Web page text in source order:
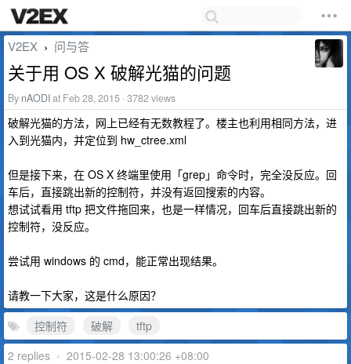
V2EX › 问与答
关于用 OS X 破解光猫的问题
By nAODIat Feb 28, 2015 · 3782 views
破解光猫的方法，网上已经有无数教程了。楼主也利用相同方法，进
入到光猫内，并定位到 hw_ctree.xml
但是接下来，在 OS X 终端里使用「grep」命令时，完全没反应。回
车后，直接跳出新的控制符，并没有返回搜索的内容。
想试试看用 tftp 把文件拖回来，也是一样情况，回车后直接跳出新的
控制符，没反应。
尝试用 windows 的 cmd，能正常出现结果。
请教一下大家，这是什么原因？
控制符
破解
tftp
2 replies • 2015-02-28 13:00:26 +08:00